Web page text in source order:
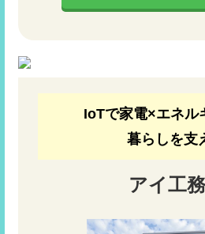
IoTで家電×エネル
暮らしを支
アイ工